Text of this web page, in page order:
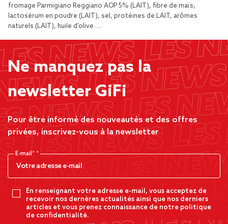
fromage Parmigiano Reggiano AOP 5% (LAIT), fibre de maïs,
lactosérum en poudre (LAIT), sel, protéines de LAIT, arômes
naturels (LAIT), huile d'olive …
Ne manquez pas la
newsletter GiFi
Pour être informé des nouveautés et des offres
privées, inscrivez-vous à la newsletter
E-mail*
En renseignant votre adresse e-mail, vous acceptez de
recevoir nos dernères actualités ainsi que nos derniers
articles et vous prenez connaissance de notre politique
de confidentialité.